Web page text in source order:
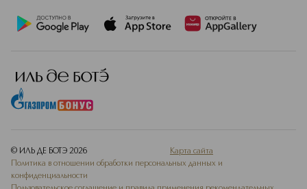
© ИЛЬ ДЕ БОТЭ 2026
Карта сайта
Политика в отношении обработки персональных данных и
конфиденциальности